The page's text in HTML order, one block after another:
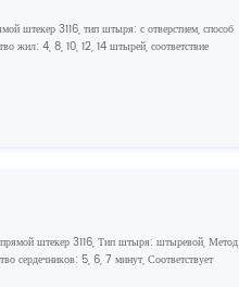
штекер 3116, тип штыря: с отверстием, способ
жил: 4, 8, 10, 12, 14 штырей, соответствие
штекер 3116, Тип штыря: штыревой, Метод
сердечников: 5, 6, 7 минут, Соответствует